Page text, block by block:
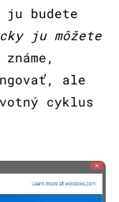
budete
ju môžete
ale
cyklus